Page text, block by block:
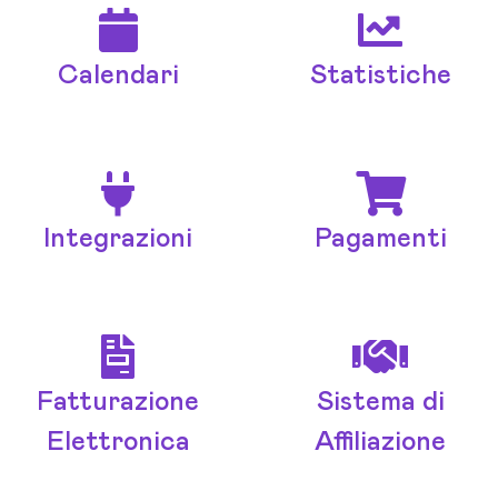
Calendari Statistiche
Integrazioni Pagamenti
Fatturazione
Elettronica
Sistema di
Affiliazione